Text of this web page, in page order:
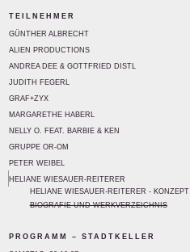
TEILNEHMER
GÜNTHER ALBRECHT
ALIEN PRODUCTIONS
ANDREA DEE & GOTTFRIED DISTL
JUDITH FEGERL
GRAF+ZYX
MARGARETHE HABERL
NELLY O. FEAT. BARBIE & KEN
GRUPPE OR-OM
PETER WEIBEL
HELIANE WIESAUER-REITERER
HELIANE WIESAUER-REITERER - KONZEPT
BIOGRAFIE UND WERKVERZEICHNIS
PROGRAMM – STADTKELLER